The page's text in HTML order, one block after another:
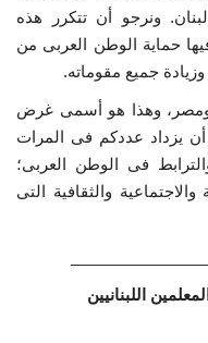
ونرجو أن تتكرر هذه
حماية الوطن العربى من
جميع مقوماته.
ومصر، وهذا هو أسمى غرض
يزداد عددكم فى المرات
فى الوطن العربى؛
والثقافية التى
اللبنانيين